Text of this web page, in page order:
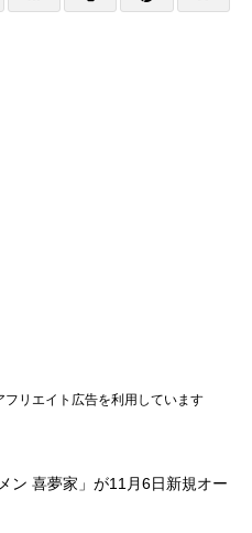
リエイト広告を利用しています
ン 喜夢家」が11月6日新規オー